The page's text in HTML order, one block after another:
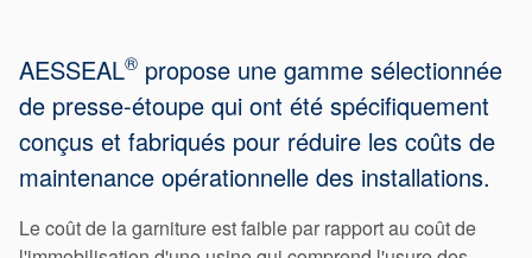
AESSEAL® propose une gamme sélectionnée
de presse-étoupe qui ont été spécifiquement
conçus et fabriqués pour réduire les coûts de
maintenance opérationnelle des installations.
Le coût de la garniture est faible par rapport au coût de